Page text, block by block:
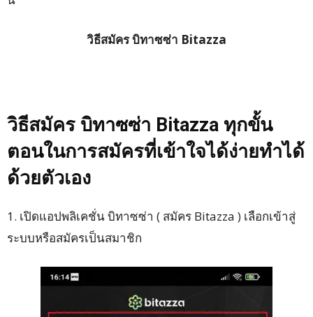
วิธีสมัคร บิทาซซ่า Bitazza
วิธีสมัคร บิทาซซ่า Bitazza ทุกขั้น
ตอนในการสมัครที่เข้าใจได้ง่ายทำได้
ด้วยตัวเอง
1. เปิดแอปพลิเคชั่น บิทาซซ่า ( สมัคร Bitazza ) เลือกเข้าสู่
ระบบหรือสมัครเป็นสมาชิก